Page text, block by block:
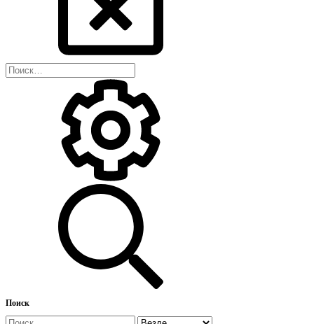
Поиск